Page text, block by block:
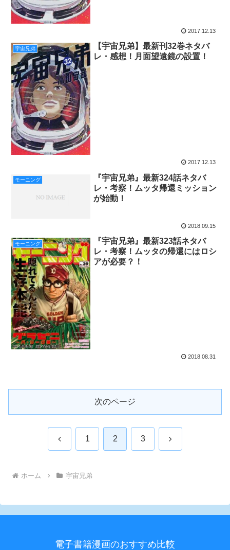
2017.12.13
宇宙兄弟
【宇宙兄弟】最新刊32巻ネタバ
レ・感想！月面望遠鏡の設置！
2017.12.13
モーニング
『宇宙兄弟』最新324話ネタバ
レ・考察！ムッタ帰還ミッション
が始動！
2018.09.15
モーニング
『宇宙兄弟』最新323話ネタバ
レ・考察！ムッタの帰還にはロシ
アが必要？！
2018.08.31
次のページ
前 1 2 3 次
ホーム 宇宙兄弟
電子書籍漫画のおすすめ比較